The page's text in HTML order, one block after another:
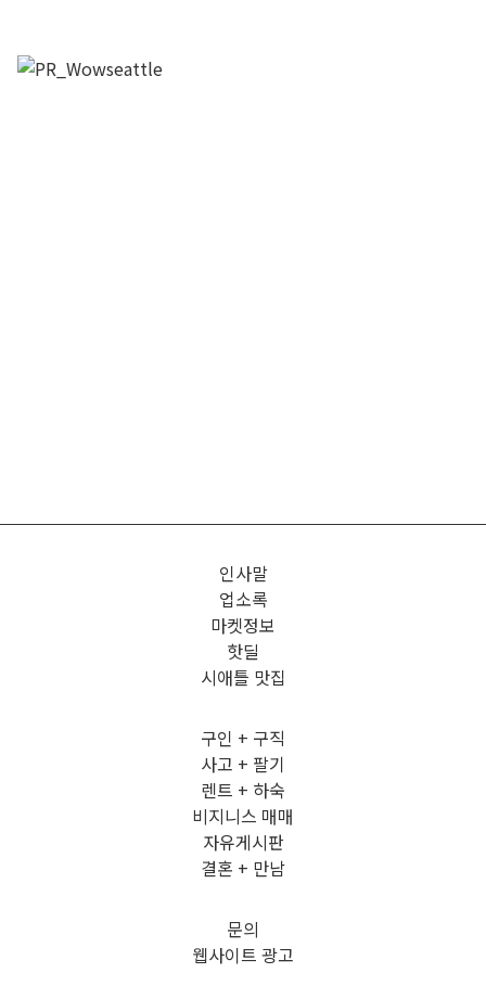
인사말
업소록
마켓정보
핫딜
시애틀 맛집
구인 + 구직
사고 + 팔기
렌트 + 하숙
비지니스 매매
자유게시판
결혼 + 만남
문의
웹사이트 광고